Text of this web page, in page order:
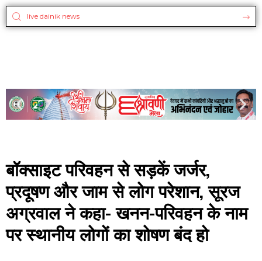
बॉक्साइट परिवहन से सड़कें जर्जर,
प्रदूषण और जाम से लोग परेशान, सूरज
अग्रवाल ने कहा- खनन-परिवहन के नाम
पर स्थानीय लोगों का शोषण बंद हो